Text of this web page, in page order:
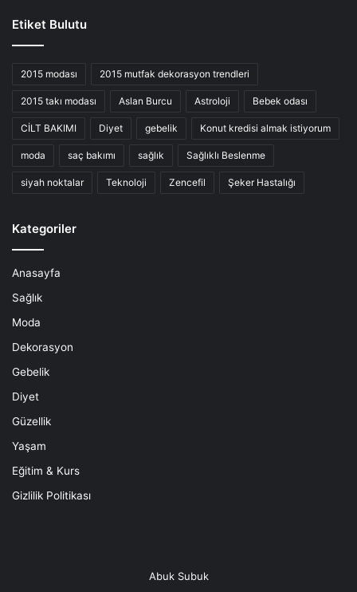
Etiket Bulutu
2015 modası 2015 mutfak dekorasyon trendleri
2015 takı modası Aslan Burcu Astroloji Bebek odası
CİLT BAKIMI Diyet gebelik Konut kredisi almak istiyorum
moda saç bakımı sağlık Sağlıklı Beslenme
siyah noktalar Teknoloji Zencefil Şeker Hastalığı
Kategoriler
Anasayfa
Sağlık
Moda
Dekorasyon
Gebelik
Diyet
Güzellik
Yaşam
Eğitim & Kurs
Gizlilik Politikası
Abuk Subuk